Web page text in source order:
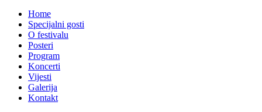
Home
Specijalni gosti
O festivalu
Posteri
Program
Koncerti
Vijesti
Galerija
Kontakt